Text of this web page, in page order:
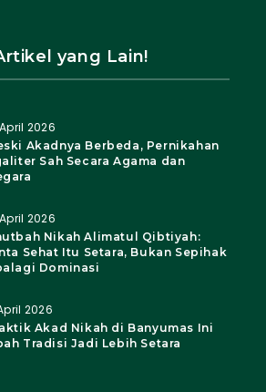
yang Lain!
2026
Akadnya Berbeda, Pernikahan
Sah Secara Agama dan
2026
Nikah Alimatul Qibtiyah:
Sehat Itu Setara, Bukan Sepihak
Dominasi
2026
Akad Nikah di Banyumas Ini
Tradisi Jadi Lebih Setara